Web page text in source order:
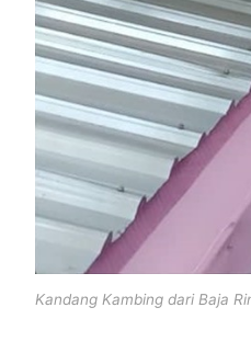
Kandang Kambing dari Baja